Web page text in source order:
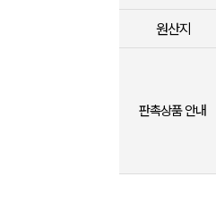
원산지
판촉상품 안내